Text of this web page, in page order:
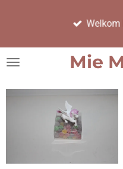
hoofdinhoud
Mie